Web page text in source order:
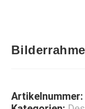
Artikelnummer: